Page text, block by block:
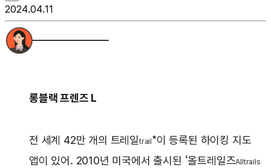
2024.04.11
롱블랙 프렌즈 L
전 세계 42만 개의 트레일trail*이 등록된 하이킹 지도
앱이 있어. 2010년 미국에서 출시된 ‘올트레일즈Alltrails